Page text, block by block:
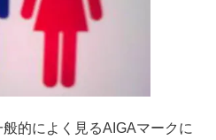
的によく見るAIGAマークに